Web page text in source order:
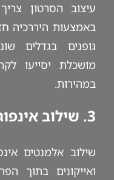
עיצוב הסרטון
באמצעות היררכיה
גופנים בגדלים
מושכלת יסייעו
במהירות.
3. שילוב אינפוגרפיקה בתוך פריימים
שילוב אלמנטים
ואייקונים בתוך